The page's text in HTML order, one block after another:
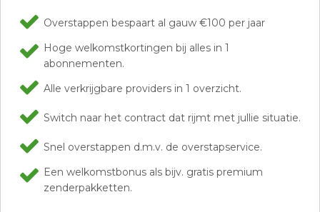
Overstappen bespaart al gauw €100 per jaar
Hoge welkomstkortingen bij alles in 1
abonnementen.
Alle verkrijgbare providers in 1 overzicht.
Switch naar het contract dat rijmt met jullie situatie.
Snel overstappen d.m.v. de overstapservice.
Een welkomstbonus als bijv. gratis premium
zenderpakketten.